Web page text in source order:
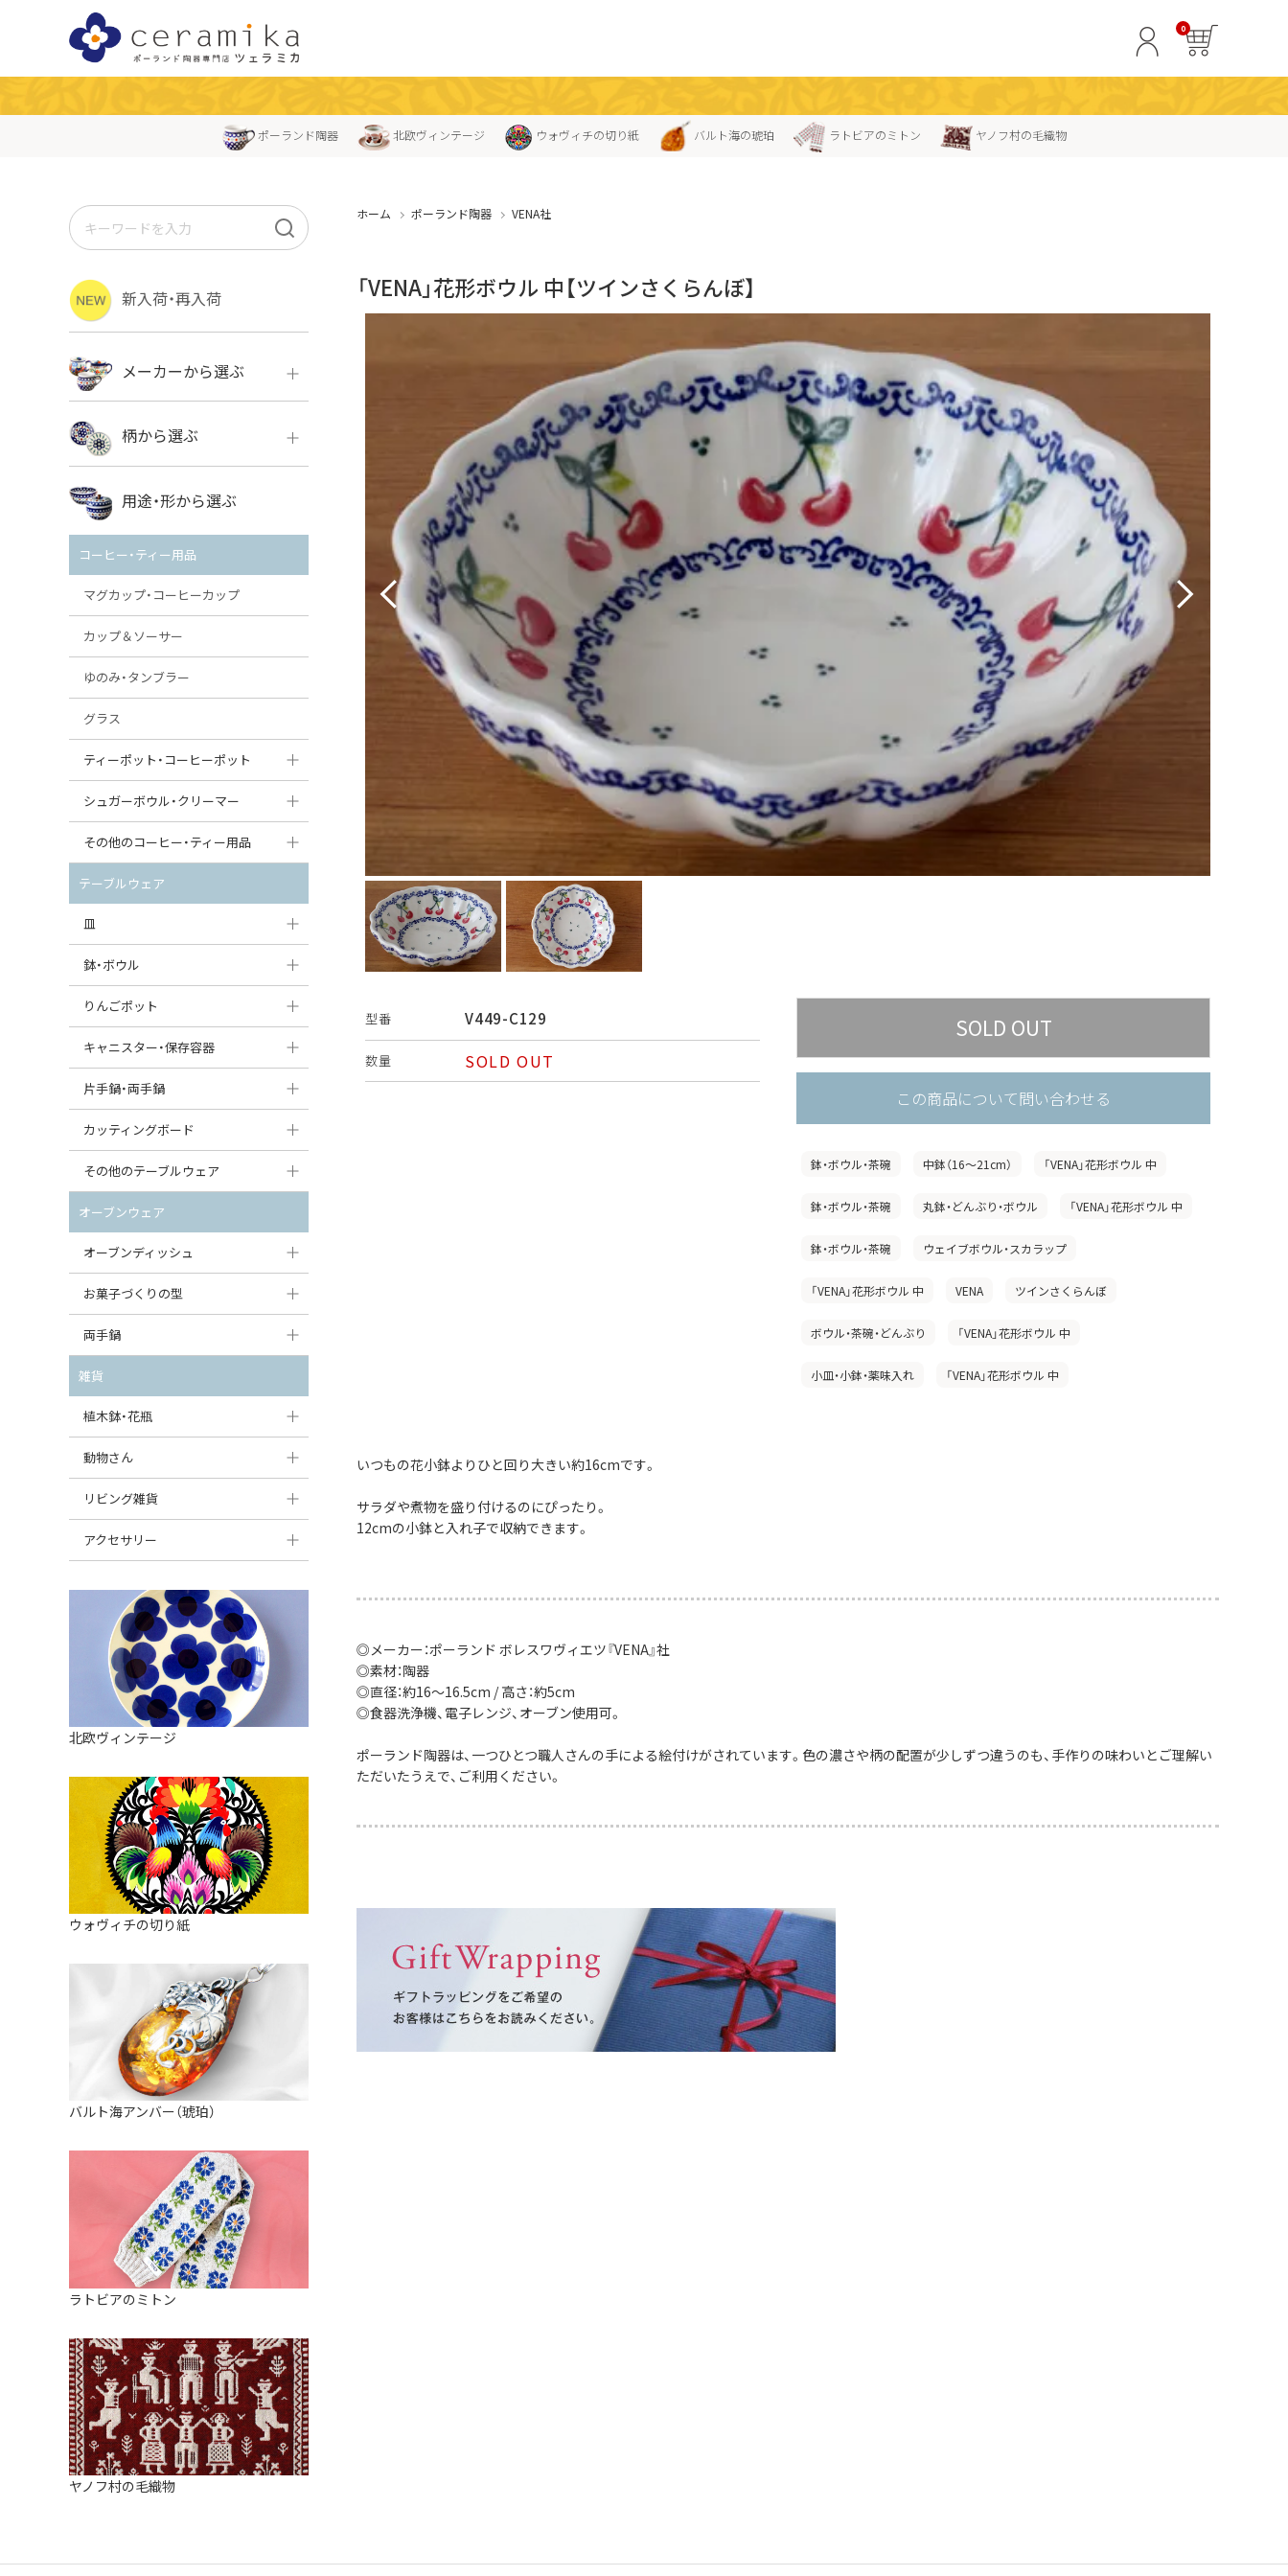
0
ポーランド陶器 北欧ヴィンテージ ウォヴィチの切り紙 バルト海の琥珀 ラトビアのミトン ヤノフ村の毛織物
ホーム ポーランド陶器 VENA社
「VENA」花形ボウル 中【ツインさくらんぼ】
型番 V449-C129
数量
SOLD OUT
この商品について問い合わせる
鉢・ボウル・茶碗 中鉢（16〜21cm） 「VENA」花形ボウル 中
鉢・ボウル・茶碗 丸鉢・どんぶり・ボウル 「VENA」花形ボウル 中
鉢・ボウル・茶碗 ウェイブボウル・スカラップ
「VENA」花形ボウル 中 VENA ツインさくらんぼ
ボウル・茶碗・どんぶり 「VENA」花形ボウル 中
小皿・小鉢・薬味入れ 「VENA」花形ボウル 中
いつもの花小鉢よりひと回り大きい約16cmです。
サラダや煮物を盛り付けるのにぴったり。
12cmの小鉢と入れ子で収納できます。
◎メーカー：ポーランド ボレスワヴィエツ『VENA』社
◎素材：陶器
◎直径：約16〜16.5cm / 高さ：約5cm
◎食器洗浄機、電子レンジ、オーブン使用可。
ポーランド陶器は、一つひとつ職人さんの手による絵付けがされています。色の濃さや柄の配置が少しずつ違うのも、手作りの味わいとご理解い
ただいたうえで、ご利用ください。
新入荷・再入荷
メーカーから選ぶ
ボレス
VENA
ミレナ
柄から選ぶ
ボレス
用途・形から選ぶ
コーヒー・ティー用品
マグカップ・コーヒーカップ
カップ＆ソーサー
ゆのみ・タンブラー
グラス
ティーポット・コーヒーポット
ティーポット
コーヒーポット
シュガーボウル・クリーマー
シュガーボウル
クリーマー
その他のコーヒー・ティー用品
ポットウォーマー
ピッチャー
コーヒードリッパー
すべて見る
テーブルウェア
皿
大皿（24cm〜）
中皿（18〜24cm）
丸皿
スープ皿
ダルマプレート
たまご型プレート
ハート型プレート
変形プレート
分割ディッシュ
すべて見る
鉢・ボウル
大鉢（21cm〜）
中鉢（16〜21cm）
丸鉢・どんぶり・ボウル
茶碗
オーバルボウル
ハートボウル
葉っぱ型ボウル
りんご型ボウル
いちご型ボウル
星型ボウル
スープカップ
そば猪口・フリーカップ
ココット
薬味入れ
ミキシングボウル
すべて見る
りんごポット
りんごポット
りんごポット小
キャニスター・保存容器
キャニスター
つぼ
ガーリックポット
オニオンキャニスター
ガーリックキャニスター
チーズケース
バターディッシュ
六角形ポット
ボトル
すべて見る
片手鍋・両手鍋
ソースパン（片手鍋）
スープチュリーン
カッティングボード
角型カッティングボード
丸型カッティングボード
すべて見る
その他のテーブルウェア
調味料入れ
グレイヴィーボート
エッグカップ
ケーキスタンド
カトラリー
はしおき・カトラリーレスト
オーブンウェア
オーブンディッシュ
大型（24cm〜）
中型（18〜24cm）
スクエアオーブンディッシュ
オーバルオーブンディッシュ
すべて見る
お菓子づくりの型
パウンド型
マフィン型
すべて見る
両手鍋
チュリーン
キャセロール
すべて見る
雑貨
植木鉢・花瓶
植木鉢
花瓶
動物さん
フィギュア・置物
貯金箱
オーナメント
クリーマー
リビング雑貨
スツール
バス・洗面用品
家具小物
小物入れ
アロマポット
バスケット
装飾用タイル・プレート
ミニチュア
天使さま
カードスタンド
マグネット
すべて見る
アクセサリー
ペンダントトップ
すべて見る
北欧ヴィンテージ
ウォヴィチの切り紙
バルト海アンバー（琥珀）
ラトビアのミトン
ヤノフ村の毛織物